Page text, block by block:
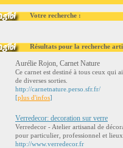
Votre recherche :
Résultats pour la recherche
Aurélie Rojon, Carnet Nature
Ce carnet est destiné à tous ceux qui
de diverses sorties.
http://carnetnature.perso.sfr.fr/
[plus d'infos]
Verredecor: decoration sur verre
Verredecor - Atelier artisanal de
pour particulier, professionnel et lieux
http://www.verredecor.fr